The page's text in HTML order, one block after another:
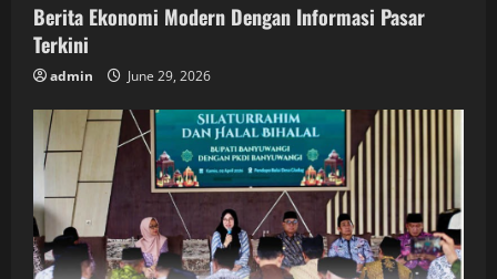
Berita Ekonomi Modern Dengan Informasi Pasar
Terkini
admin June 29, 2026